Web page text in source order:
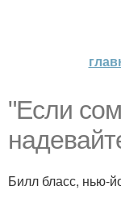
"Если
Билл бласс, нью-